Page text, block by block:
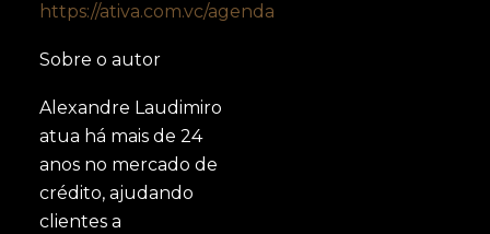
https://ativa.com.vc/agenda
Sobre o autor
Alexandre Laudimiro
atua há mais de 24
anos no mercado de
crédito, ajudando
clientes a